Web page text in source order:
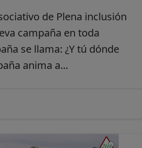
de Plena inclusión
campaña en toda
se llama: ¿Y tú dónde
anima a...